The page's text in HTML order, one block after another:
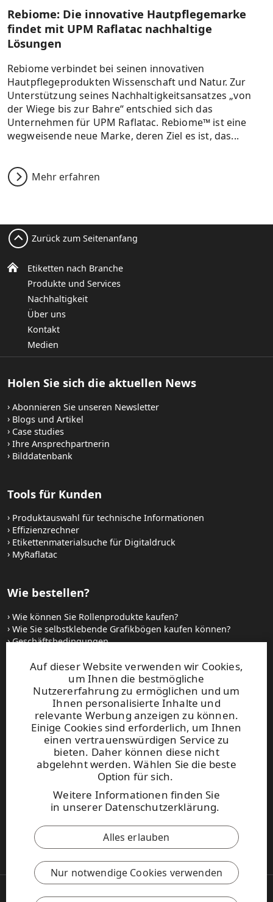
Rebiome: Die innovative Hautpflegemarke
findet mit UPM Raflatac nachhaltige
Lösungen
Rebiome verbindet bei seinen innovativen
Hautpflegeprodukten Wissenschaft und Natur. Zur
Unterstützung seines Nachhaltigkeitsansatzes „von
der Wiege bis zur Bahre“ entschied sich das
Unternehmen für UPM Raflatac. Rebiome™ ist eine
wegweisende neue Marke, deren Ziel es ist, das...
Mehr erfahren
Auf dieser Website verwenden wir Cookies,
um Ihnen die bestmögliche
Nutzererfahrung zu ermöglichen und um
Ihnen personalisierte Inhalte und
relevante Werbung anzeigen zu können.
Einige Cookies sind erforderlich, um Ihnen
einen vertrauenswürdigen Service zu
bieten. Daher können diese nicht
abgelehnt werden. Wählen Sie die beste
Option für sich.
Weitere Informationen finden Sie
in unserer Datenschutzerklärung.
Alles erlauben
Nur notwendige Cookies verwenden
Etiketten nach Branche
Produkte und Services
Nachhaltigkeit
Über uns
Kontakt
Medien
Zurück zum Seitenanfang
Holen Sie sich die aktuellen News
Abonnieren Sie unseren Newsletter
Blogs und Artikel
Case studies
Ihre Ansprechpartnerin
Bilddatenbank
Tools für Kunden
Produktauswahl für technische Informationen
Effizienzrechner
Etikettenmaterialsuche für Digitaldruck
MyRaflatac
Wie bestellen?
Wie können Sie Rollenprodukte kaufen?
Wie Sie selbstklebende Grafikbögen kaufen können?
Geschäftsbedingungen
Websites und kontakt
UPM Raflatac Graphics Solutions
UPM Raflatac Office Products
UPM Raflatac Industrial Removables
Kontakt
Diese Seite ist durch reCAPTCHA
geschützt.DatenschutzerklärungundNutzungsbedingungen
UPM Verhaltenskodex
Copyright © 2026 UPM